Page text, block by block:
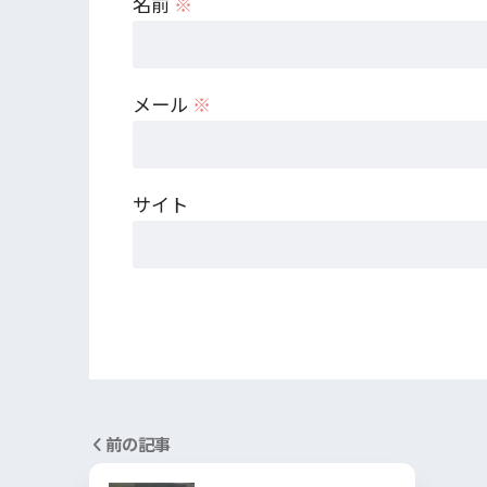
メール ※
サイト
前の記事